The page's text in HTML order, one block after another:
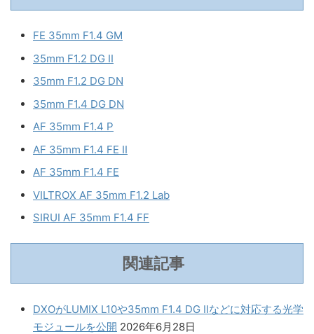
FE 35mm F1.4 GM
35mm F1.2 DG II
35mm F1.2 DG DN
35mm F1.4 DG DN
AF 35mm F1.4 P
AF 35mm F1.4 FE II
AF 35mm F1.4 FE
VILTROX AF 35mm F1.2 Lab
SIRUI AF 35mm F1.4 FF
関連記事
DXOがLUMIX L10や35mm F1.4 DG IIなどに対応する光学
モジュールを公開 2026年6月28日